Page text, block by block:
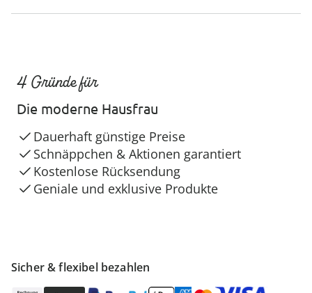
Sicher & flexibel bezahlen
4 Gründe für
Die moderne Hausfrau
Dauerhaft günstige Preise
Schnäppchen & Aktionen garantiert
Kostenlose Rücksendung
Geniale und exklusive Produkte